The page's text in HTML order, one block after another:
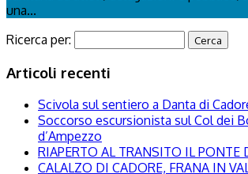
una...
Ricerca per:
Articoli recenti
Scivola sul sentiero a Danta di
Soccorso escursionista sul Col dei
d’Ampezzo
RIAPERTO AL TRANSITO IL PONTE
CALALZO DI CADORE, FRANA IN